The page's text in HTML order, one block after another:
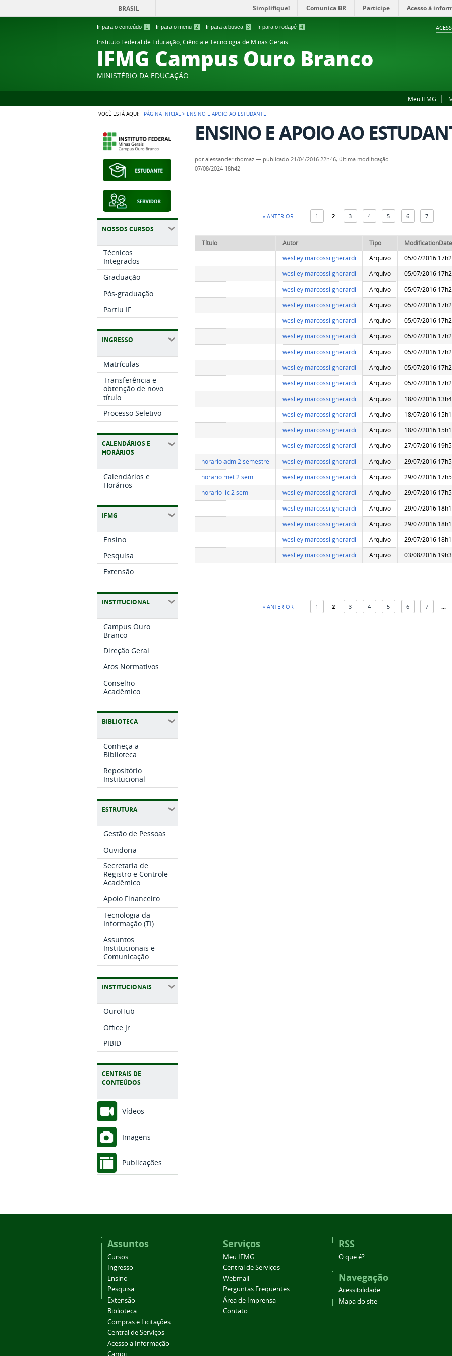
Ir para o conteúdo 1 Ir para o menu 2 Ir para a busca 3 Ir para o rodapé 4
BRASIL Simplifique! Comunica BR Participe Acesso à
Instituto Federal de Educação, Ciência e Tecnologia de Minas Gerais
IFMG Campus Ouro Branco
MINISTÉRIO DA EDUCAÇÃO
Meu IFMG
VOCÊ ESTÁ AQUI: PÁGINA INICIAL > ENSINO E APOIO AO ESTUDANTE
NOSSOS CURSOS
Técnicos
Integrados
Graduação
Pós-graduação
Partiu IF
INGRESSO
Matrículas
Transferência e
obtenção de novo
título
Processo Seletivo
CALENDÁRIOS E
HORÁRIOS
Calendários e
Horários
IFMG
Ensino
Pesquisa
Extensão
INSTITUCIONAL
Campus Ouro
Branco
Direção Geral
Atos Normativos
Conselho
Acadêmico
BIBLIOTECA
Conheça a
Biblioteca
Repositório
Institucional
ESTRUTURA
Gestão de Pessoas
Ouvidoria
Secretaria de
Registro e Controle
Acadêmico
Apoio Financeiro
Tecnologia da
Informação (TI)
Assuntos
Institucionais e
Comunicação
INSTITUCIONAIS
OuroHub
Office Jr.
PIBID
CENTRAIS DE
CONTEÚDOS
Vídeos
Imagens
Publicações
ENSINO E APOIO AO
poralessander.thomaz — publicado 21/04/2016 22h46, última modificação
07/08/2024 18h42
« ANTERIOR 1 2 3 4 5 6 7
Título Autor Tipo
ModificationDate
weslley marcossi gherardi
Arquivo
05/07/2016
weslley marcossi gherardi
Arquivo
05/07/2016
weslley marcossi gherardi
Arquivo
05/07/2016
weslley marcossi gherardi
Arquivo
05/07/2016
weslley marcossi gherardi
Arquivo
05/07/2016
weslley marcossi gherardi
Arquivo
05/07/2016
weslley marcossi gherardi
Arquivo
05/07/2016
weslley marcossi gherardi
Arquivo
05/07/2016
weslley marcossi gherardi
Arquivo
05/07/2016
weslley marcossi gherardi
Arquivo
18/07/2016
weslley marcossi gherardi
Arquivo
18/07/2016
weslley marcossi gherardi
Arquivo
18/07/2016
weslley marcossi gherardi
Arquivo
27/07/2016
horario adm 2 semestre
weslley marcossi gherardi Arquivo
29/07/2016
horario met 2 sem
weslley marcossi gherardi Arquivo
29/07/2016
horario lic 2 sem
weslley marcossi gherardi Arquivo
29/07/2016
weslley marcossi gherardi
Arquivo
29/07/2016
weslley marcossi gherardi
Arquivo
29/07/2016
weslley marcossi gherardi
Arquivo
29/07/2016
weslley marcossi gherardi
Arquivo 03/08/2016
« ANTERIOR 1 2 3 4 5 6 7
Assuntos
Cursos
Ingresso
Ensino
Pesquisa
Extensão
Biblioteca
Compras e Licitações
Central de Serviços
Acesso a Informação
Serviços
Meu IFMG
Central de Serviços
Webmail
Perguntas Frequentes
Área de Imprensa
Contato
RSS
O que é?
Navegação
Acessibilidade
Mapa do site